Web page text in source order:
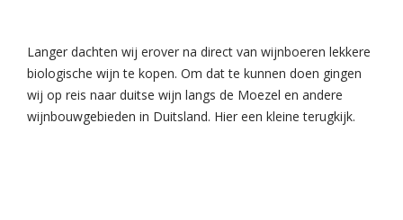
Langer dachten wij erover na direct van wijnboeren lekkere
biologische wijn te kopen. Om dat te kunnen doen gingen
wij op reis naar duitse wijn langs de Moezel en andere
wijnbouwgebieden in Duitsland. Hier een kleine terugkijk.